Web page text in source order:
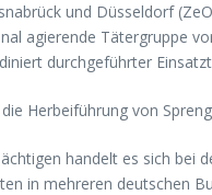
und Düsseldorf
agierende Tätergruppe
durchgeführter
Herbeiführung von
handelt es sich bei
in mehreren deutschen